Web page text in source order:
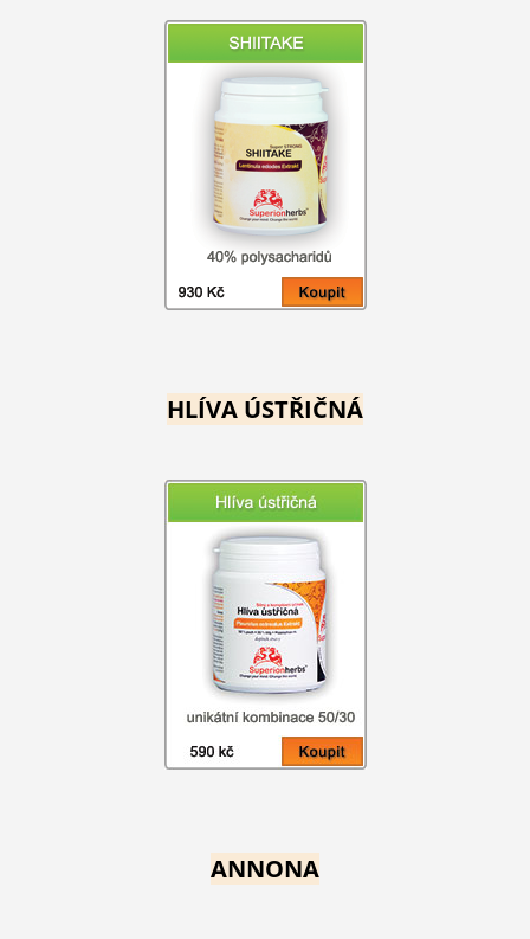
HLÍVA ÚSTŘIČNÁ
ANNONA